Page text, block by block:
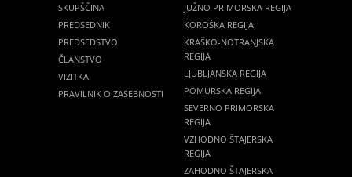
SKUPŠČINA
PREDSEDNIK
PREDSEDSTVO
ČLANSTVO
VIZITKA
PRAVILNIK O ZASEBNOSTI
JUŽNO PRIMORSKA REGIJA
KOROŠKA REGIJA
KRAŠKO-NOTRANJSKA
REGIJA
LJUBLJANSKA REGIJA
POMURSKA REGIJA
SEVERNO PRIMORSKA
REGIJA
VZHODNO ŠTAJERSKA
REGIJA
ZAHODNO ŠTAJERSKA